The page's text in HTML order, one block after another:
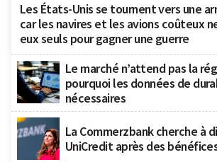
Les États-Unis se tournent vers une
car les navires et les avions coûteux
eux seuls pour gagner une guerre
Le marché n’attend pas la
pourquoi les données de
nécessaires
La Commerzbank cherche à
UniCredit après des